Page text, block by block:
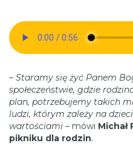
– Staramy się żyć Panem
społeczeństwie, gdzie
plan, potrzebujemy takich
ludzi, którym zależy na
wartościami – mówi Michał
pikniku dla rodzin.